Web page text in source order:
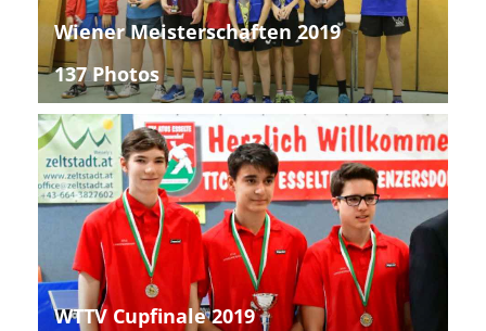
Wiener Meisterschaften 2019
137 Photos
WTTV Cupfinale 2019